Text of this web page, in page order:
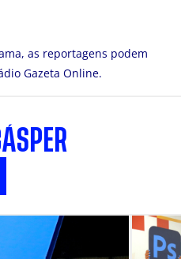
as reportagens podem
Gazeta Online.